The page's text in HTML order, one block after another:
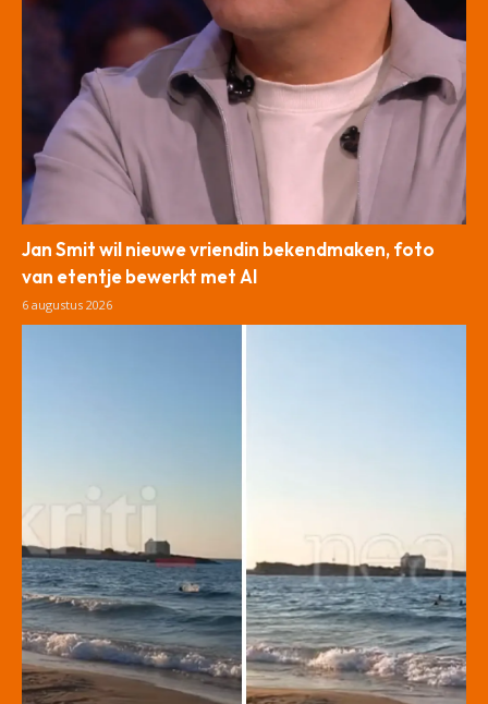
Jan Smit wil nieuwe vriendin bekendmaken, foto
van etentje bewerkt met AI
6 augustus 2026